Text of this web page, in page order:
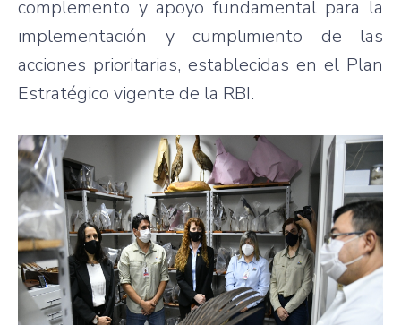
complemento y apoyo fundamental para la
implementación y cumplimiento de las
acciones prioritarias, establecidas en el Plan
Estratégico vigente de la RBI.